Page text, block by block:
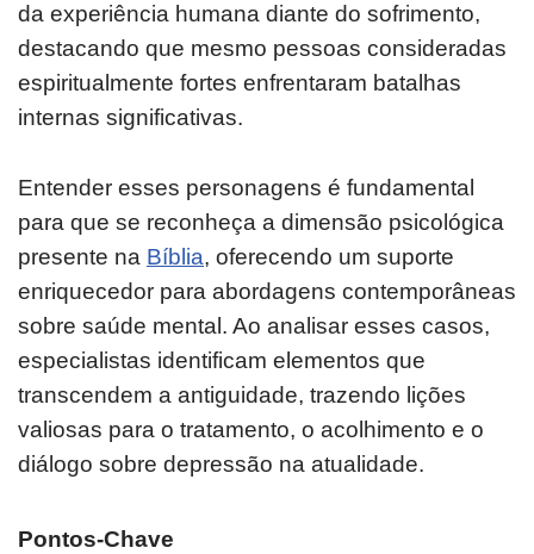
da experiência humana diante do sofrimento,
destacando que mesmo pessoas consideradas
espiritualmente fortes enfrentaram batalhas
internas significativas.
Entender esses personagens é fundamental
para que se reconheça a dimensão psicológica
presente na Bíblia, oferecendo um suporte
enriquecedor para abordagens contemporâneas
sobre saúde mental. Ao analisar esses casos,
especialistas identificam elementos que
transcendem a antiguidade, trazendo lições
valiosas para o tratamento, o acolhimento e o
diálogo sobre depressão na atualidade.
Pontos-Chave